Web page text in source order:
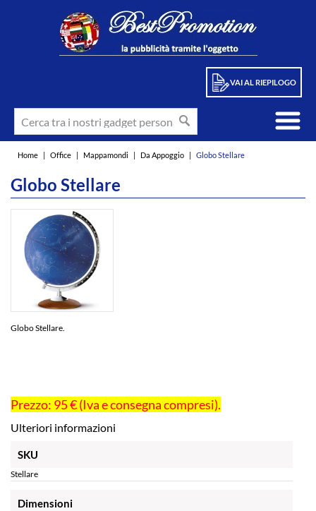
VAI AL RIEPILOGO
Home | Office | Mappamondi | Da Appoggio | Globo Stellare
Globo Stellare
Globo Stellare.
Prezzo: 95 € (Iva e consegna compresi).
Ulteriori informazioni
SKU
Stellare
Dimensioni